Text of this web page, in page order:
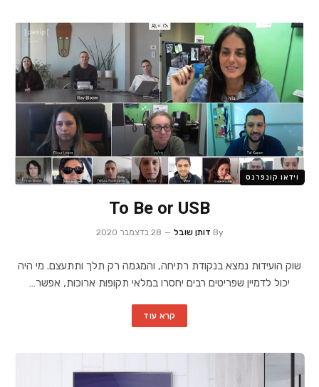
וידאו קונפרנס
To Be or USB
By דותן שובל 28 בדצמבר 2020
שוק הועידות נמצא בנקודת רתיחה, והמגמה רק תלך ותתעצם. מי היה
יכול לדמיין שפריטים רבים יחסרו במלאי תקופות ארוכות, אפשר…
קרא עוד